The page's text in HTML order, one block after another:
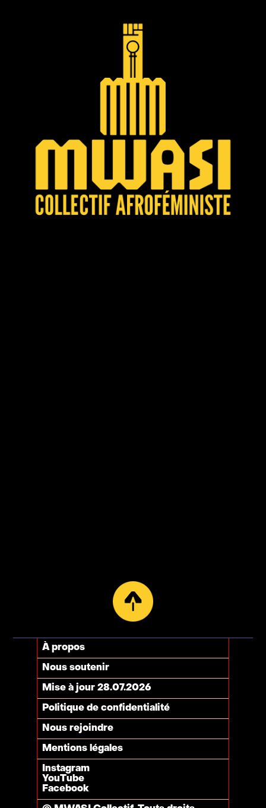
À propos
Nous soutenir
Politique de confidentialité
Mise à jour 28.07.2026
Instagram
YouTube
Facebook
Nous rejoindre
Mentions légales